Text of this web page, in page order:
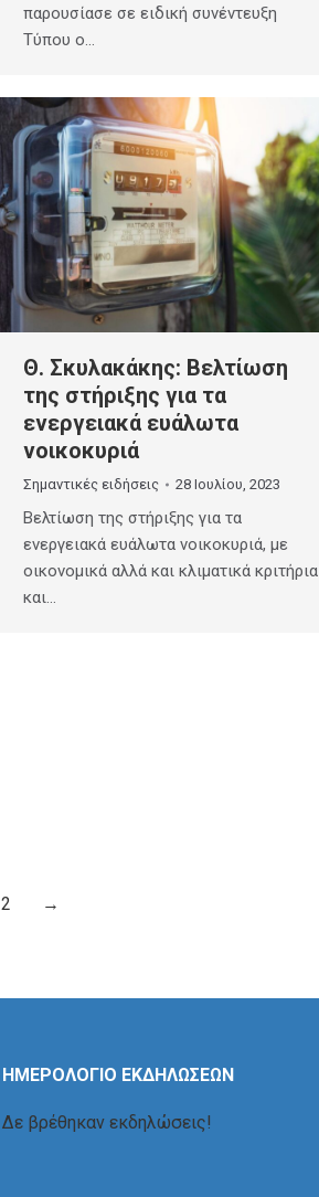
παρουσίασε σε ειδική συνέντευξη
Τύπου ο…
Θ. Σκυλακάκης: Βελτίωση
της στήριξης για τα
ενεργειακά ευάλωτα
νοικοκυριά
Σημαντικές ειδήσεις 28 Ιουλίου, 2023
Βελτίωση της στήριξης για τα
ενεργειακά ευάλωτα νοικοκυριά, με
οικονομικά αλλά και κλιματικά κριτήρια
και…
2 →
ΗΜΕΡΟΛΟΓΙΟ ΕΚΔΗΛΩΣΕΩΝ
Δε βρέθηκαν εκδηλώσεις!